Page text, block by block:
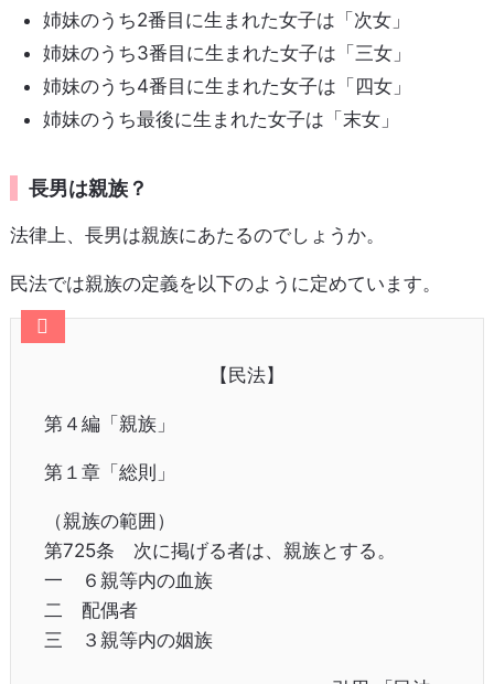
姉妹のうち2番目に生まれた女子は「次女」
姉妹のうち3番目に生まれた女子は「三女」
姉妹のうち4番目に生まれた女子は「四女」
姉妹のうち最後に生まれた女子は「末女」
長男は親族？
法律上、長男は親族にあたるのでしょうか。
民法では親族の定義を以下のように定めています。
【民法】
第４編「親族」
第１章「総則」
（親族の範囲）
第725条 次に掲げる者は、親族とする。
一 ６親等内の血族
二 配偶者
三 ３親等内の姻族